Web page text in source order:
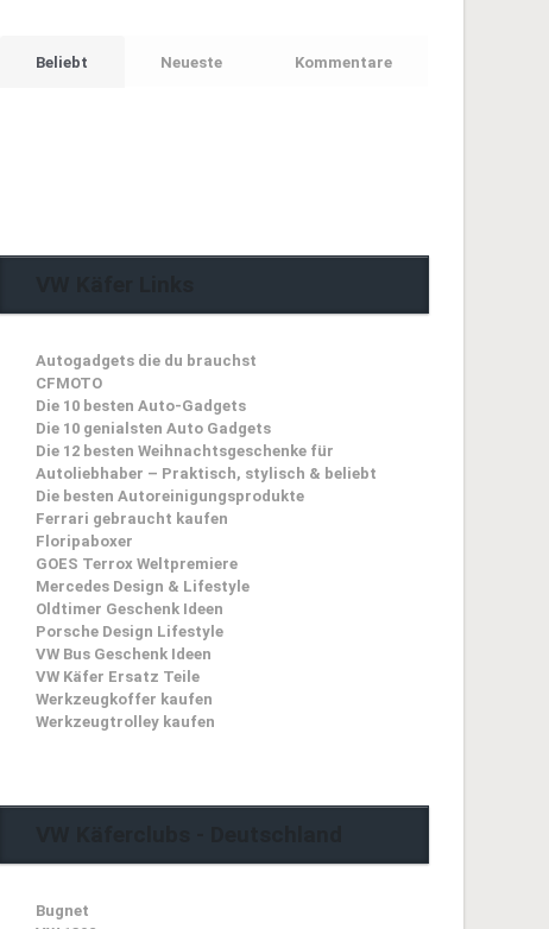
VW Käfer Links
Autogadgets die du brauchst
CFMOTO
Die 10 besten Auto-Gadgets
Die 10 genialsten Auto Gadgets
Die 12 besten Weihnachtsgeschenke für
Autoliebhaber – Praktisch, stylisch & beliebt
Die besten Autoreinigungsprodukte
Ferrari gebraucht kaufen
Floripaboxer
GOES Terrox Weltpremiere
VW Bus Geschenk Ideen